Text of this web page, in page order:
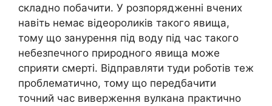
складно побачити. У розпорядженні вчених
навіть немає відеороликів такого явища,
тому що занурення під воду під час такого
небезпечного природного явища може
сприяти смерті. Відправляти туди роботів теж
проблематично, тому що передбачити
точний час виверження вулкана практично